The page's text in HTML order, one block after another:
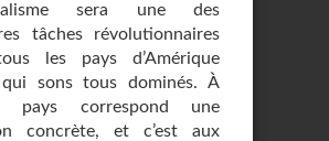
sera une des
tâches révolutionnaires
les pays d’Amérique
qui sons tous dominés. À
pays correspond une
concrète, et c’est aux